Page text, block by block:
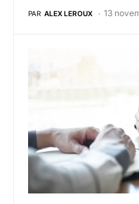
PAR ALEX LEROUX 13
Offres d’emploi